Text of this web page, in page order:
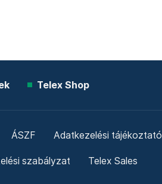
Telex Shop
ÁSZF Adatkezelési tájékoztató
szabályzat Telex Sales